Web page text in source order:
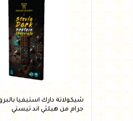
جنيه
أضف للسلة
جرام من هيلثي اند تيستي